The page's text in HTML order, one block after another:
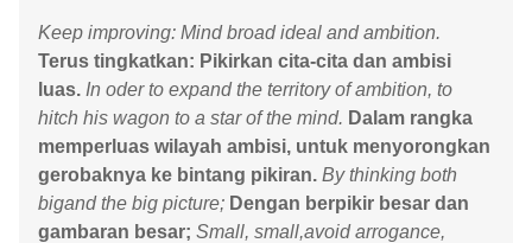
Keep improving: Mind broad ideal and ambition.
Terus tingkatkan: Pikirkan cita-cita dan ambisi
luas. In oder to expand the territory of ambition, to
hitch his wagon to a star of the mind. Dalam rangka
memperluas wilayah ambisi, untuk menyorongkan
gerobaknya ke bintang pikiran. By thinking both
bigand the big picture; Dengan berpikir besar dan
gambaran besar; Small, small,avoid arrogance,